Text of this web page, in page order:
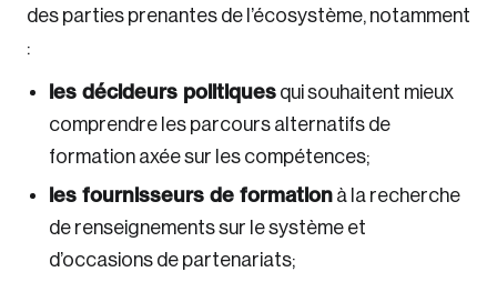
des parties prenantes de l’écosystème, notamment
:
les décideurs politiques qui souhaitent mieux
comprendre les parcours alternatifs de
formation axée sur les compétences;
les fournisseurs de formation à la recherche
de renseignements sur le système et
d’occasions de partenariats;